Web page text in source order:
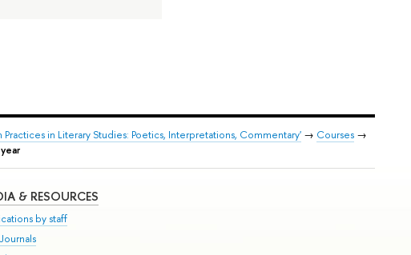
Practices in Literary Studies: Poetics, Interpretations, Commentary'→ Courses→
& RESOURCES
by staff